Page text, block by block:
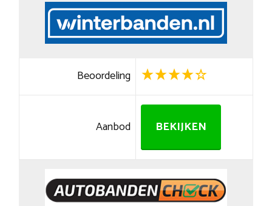
Beoordeling
Aanbod BEKIJKEN